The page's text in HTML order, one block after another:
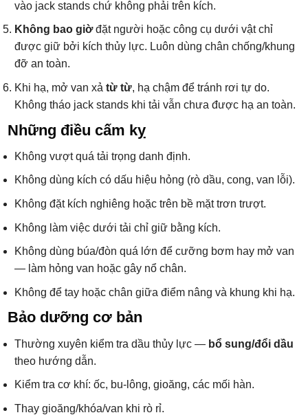
vào jack stands chứ không phải trên kích.
Không bao giờđặt người hoặc công cụ dưới vật chỉ
được giữ bởi kích thủy lực. Luôn dùng chân chống/khung
đỡ an toàn.
Khi hạ, mở van xả từ từ, hạ chậm để tránh rơi tự do.
Không tháo jack stands khi tải vẫn chưa được hạ an toàn.
Những điều cấm kỵ
Không vượt quá tải trọng danh định.
Không dùng kích có dấu hiệu hỏng (rò dầu, cong, van lỗi).
Không đặt kích nghiêng hoặc trên bề mặt trơn trượt.
Không làm việc dưới tải chỉ giữ bằng kích.
Không dùng búa/đòn quá lớn để cưỡng bơm hay mở van
— làm hỏng van hoặc gây nổ chân.
Không để tay hoặc chân giữa điểm nâng và khung khi hạ.
Bảo dưỡng cơ bản
Thường xuyên kiểm tra dầu thủy lực — bổ sung/đổi dầu
theo hướng dẫn.
Kiểm tra cơ khí: ốc, bu-lông, gioăng, các mối hàn.
Thay gioăng/khóa/van khi rò rỉ.